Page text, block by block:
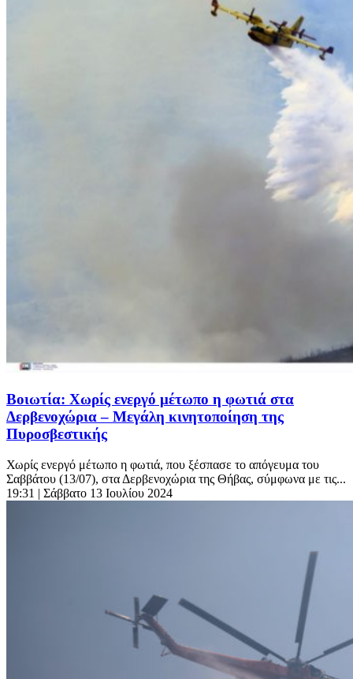
Βοιωτία: Χωρίς ενεργό μέτωπο η φωτιά στα
Δερβενοχώρια – Μεγάλη κινητοποίηση της
Πυροσβεστικής
Χωρίς ενεργό μέτωπο η φωτιά, που ξέσπασε το απόγευμα του
Σαββάτου (13/07), στα Δερβενοχώρια της Θήβας, σύμφωνα με τις...
19:31 | Σάββατο 13 Ιουλίου 2024